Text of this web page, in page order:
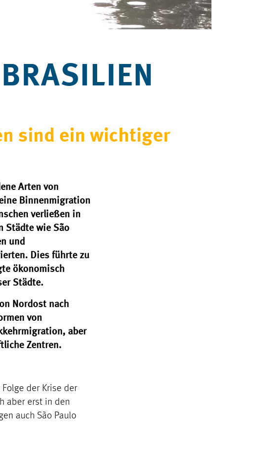
sind ein wichtiger
Arten von
Binnenmigration
verließen in
Städte wie São
und
Dies führte zu
ökonomisch
Städte.
Nordost nach
von
aber
Zentren.
der Krise der
aber erst in den
auch São Paulo